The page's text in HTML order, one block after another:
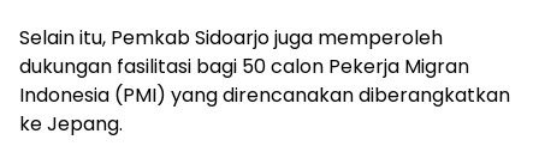
Selain itu, Pemkab Sidoarjo juga memperoleh
dukungan fasilitasi bagi 50 calon Pekerja Migran
Indonesia (PMI) yang direncanakan diberangkatkan
ke Jepang.